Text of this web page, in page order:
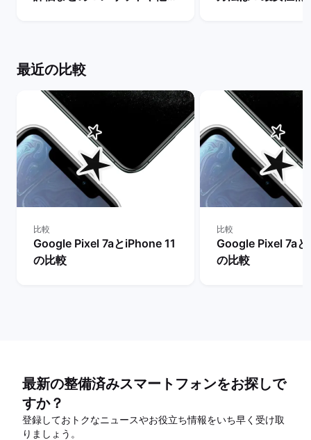
最近の比較
比較
Google Pixel 7aとiPhone 11
の比較
比較
Google Pixel 7a
の比較
最新の整備済みスマートフォンをお探しで
すか？
登録しておトクなニュースやお役立ち情報をいち早く受け取
りましょう。